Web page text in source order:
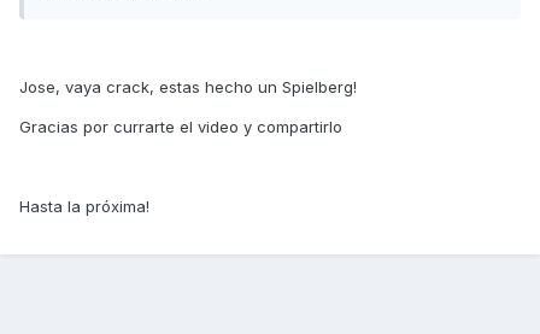
Jose, vaya crack, estas hecho un Spielberg!
Gracias por currarte el video y compartirlo
Hasta la próxima!